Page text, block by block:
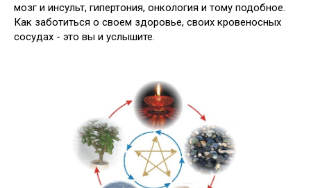
мозг и инсульт, гипертония, онкология и тому подобное.
Как заботиться о своем здоровье, своих кровеносных
сосудах - это вы и услышите.